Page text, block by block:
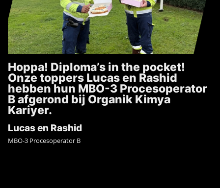
Hoppa! Diploma’s in the pocket!
Onze toppers Lucas en Rashid
hebben hun MBO-3 Procesoperator
B afgerond bij Organik Kimya
Kariyer.
Lucas en Rashid
MBO-3 Procesoperator B